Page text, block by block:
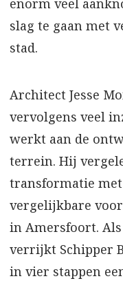
enorm veel
slag te gaan met
stad.
Architect Jesse
vervolgens veel
werkt aan de
terrein. Hij
transformatie
vergelijkbare
in Amersfoort.
verrijkt Schipper
in vier stappen